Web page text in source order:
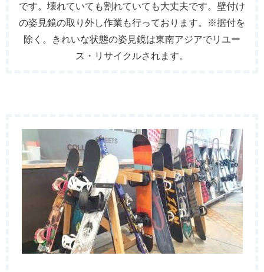
です。壊れていても割れていても大丈夫です。壁付け
の姿見鏡の取り外し作業も行っております。※据付を
除く。きれいな状態の姿見鏡は東南アジアでリユー
ス・リサイクルされます。